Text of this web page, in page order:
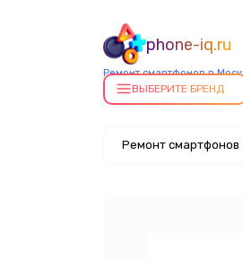
phone-iq.ru
Ремонт смартфонов в
ВЫБЕРИТЕ БРЕНД
Ремонт смартфонов